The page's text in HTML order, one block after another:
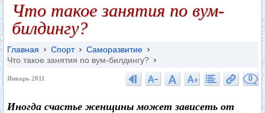
Что такое занятия по вум-
билдингу?
Главная Спорт
Саморазвитие
Что такое занятия по вум-билдингу?
Январь 2011 0
Иногда счастье женщины может зависеть от